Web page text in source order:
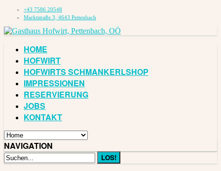
+43 7586 20548
Marktstraße 3, 4643 Pettenbach
HOME
HOFWIRT
HOFWIRTS SCHMANKERLSHOP
IMPRESSIONEN
RESERVIERUNG
JOBS
KONTAKT
NAVIGATION